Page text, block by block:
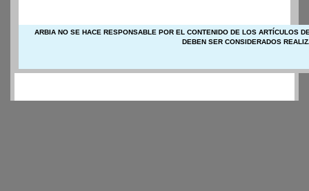
ARBIA NO SE HACE RESPONSABLE POR EL CONTENIDO DE LOS ARTÍCULOS
DEBEN SER CONSIDERADOS